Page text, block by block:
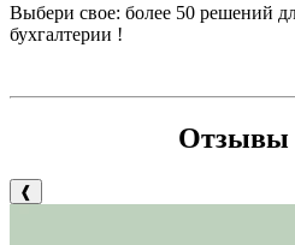
Выбери свое: более 50 решений
бухгалтерии !
Отзывы
❰